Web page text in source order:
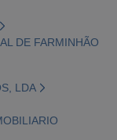
DE FARMINHÃO
LDA